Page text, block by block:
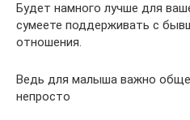
Будет намного лучше для
сумеете поддерживать с
отношения.
Ведь для малыша важно
непросто